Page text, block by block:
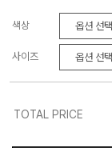
색상
사이즈
TOTAL PRICE